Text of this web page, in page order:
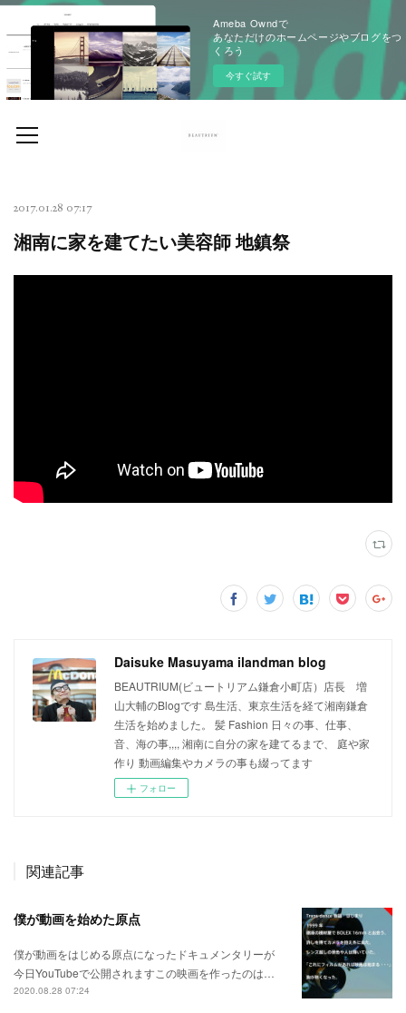
Ameba Owndで
あなただけのホームページやブログをつ
くろう
今すぐ試す
2017.01.28 07:17
湘南に家を建てたい美容師 地鎮祭
Daisuke Masuyama ilandman blog
BEAUTRIUM(ビュートリアム鎌倉小町店）店長 増
山大輔のBlogです 島生活、東京生活を経て湘南鎌倉
生活を始めました。 髪 Fashion 日々の事、仕事、
音、海の事,,,, 湘南に自分の家を建てるまで、 庭や家
作り 動画編集やカメラの事も綴ってます
フォロー
関連記事
僕が動画を始めた原点
僕が動画をはじめる原点になったドキュメンタリーが
今日YouTubeで公開されますこの映画を作ったのは…
2020.08.28 07:24